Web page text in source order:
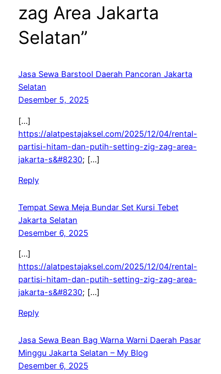
zag Area Jakarta
Selatan”
Jasa Sewa Barstool Daerah Pancoran Jakarta
Selatan
Desember 5, 2025
[…]
https://alatpestajaksel.com/2025/12/04/rental-
partisi-hitam-dan-putih-setting-zig-zag-area-
jakarta-s&#8230; […]
Reply
Tempat Sewa Meja Bundar Set Kursi Tebet
Jakarta Selatan
Desember 6, 2025
[…]
https://alatpestajaksel.com/2025/12/04/rental-
partisi-hitam-dan-putih-setting-zig-zag-area-
jakarta-s&#8230; […]
Reply
Jasa Sewa Bean Bag Warna Warni Daerah Pasar
Minggu Jakarta Selatan – My Blog
Desember 6, 2025